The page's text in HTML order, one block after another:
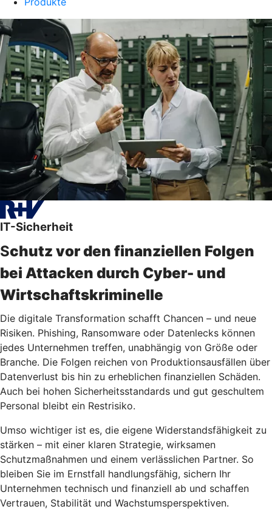
IT-Sicherheit
Schutz vor den finanziellen Folgen
bei Attacken durch Cyber- und
Wirtschaftskriminelle
Die digitale Transformation schafft Chancen – und neue
Risiken. Phishing, Ransomware oder Datenlecks können
jedes Unternehmen treffen, unabhängig von Größe oder
Branche. Die Folgen reichen von Produktionsausfällen über
Datenverlust bis hin zu erheblichen finanziellen Schäden.
Auch bei hohen Sicherheitsstandards und gut geschultem
Personal bleibt ein Restrisiko.
Umso wichtiger ist es, die eigene Widerstandsfähigkeit zu
stärken – mit einer klaren Strategie, wirksamen
Schutzmaßnahmen und einem verlässlichen Partner. So
bleiben Sie im Ernstfall handlungsfähig, sichern Ihr
Unternehmen technisch und finanziell ab und schaffen
Vertrauen, Stabilität und Wachstumsperspektiven.